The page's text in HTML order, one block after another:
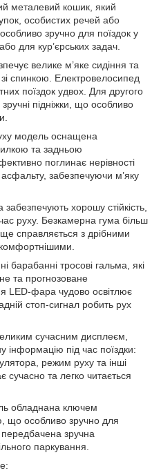
металевий кошик, який
особистих речей або
зручно для поїздок у
для кур’єрських задач.
велике м’яке сидіння та
спинкою. Електровелосипед
поїздок удвох. Для другого
підніжки, що особливо
модель оснащена
та задньою
поглинає нерівності
забезпечуючи м’яку
хорошу стійкість,
руху. Безкамерна гума більш
справляється з дрібними
барабанні тросові гальма, які
та прогнозоване
LED-фара чудово освітлює
стоп-сигнал робить рух
сучасним дисплеєм,
інформацію під час поїздки:
режим руху та інші
сучасно та легко читається
обладнана ключем
що особливо зручно для
зручна
паркування.